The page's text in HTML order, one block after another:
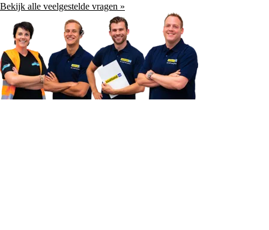
Bekijk alle veelgestelde vragen »